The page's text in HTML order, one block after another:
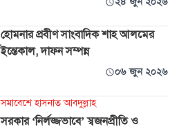
হোমনার প্রবীণ সাংবাদিক শাহ আলমের
ইন্তেকাল, দাফন সম্পন্ন
০৬ জুন ২০২৬
সমাবেশে হাসনাত আবদুল্লাহ
সরকার ‘নির্লজ্জভাবে’ স্বজনপ্রীতি ও